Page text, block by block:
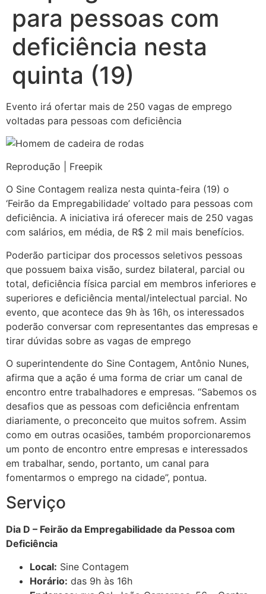
para pessoas com
deficiência nesta
quinta (19)
Evento irá ofertar mais de 250 vagas de emprego
voltadas para pessoas com deficiência
Reprodução | Freepik
O Sine Contagem realiza nesta quinta-feira (19) o
‘Feirão da Empregabilidade’ voltado para pessoas com
deficiência. A iniciativa irá oferecer mais de 250 vagas
com salários, em média, de R$ 2 mil mais benefícios.
Poderão participar dos processos seletivos pessoas
que possuem baixa visão, surdez bilateral, parcial ou
total, deficiência física parcial em membros inferiores e
superiores e deficiência mental/intelectual parcial. No
evento, que acontece das 9h às 16h, os interessados
poderão conversar com representantes das empresas e
tirar dúvidas sobre as vagas de emprego
O superintendente do Sine Contagem, Antônio Nunes,
afirma que a ação é uma forma de criar um canal de
encontro entre trabalhadores e empresas. “Sabemos os
desafios que as pessoas com deficiência enfrentam
diariamente, o preconceito que muitos sofrem. Assim
como em outras ocasiões, também proporcionaremos
um ponto de encontro entre empresas e interessados
em trabalhar, sendo, portanto, um canal para
fomentarmos o emprego na cidade”, pontua.
Serviço
Dia D – Feirão da Empregabilidade da Pessoa com
Deficiência
Local: Sine Contagem
Horário: das 9h às 16h